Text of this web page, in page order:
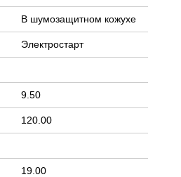
В шумозащитном кожухе
Электростарт
9.50
120.00
19.00